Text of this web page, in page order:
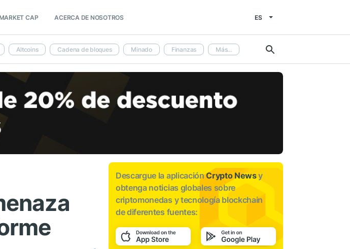
MARKET CAP ACERCA DE NOSOTROS ES
Altcoins Cadena de bloques Minado Finanzas Más...
Descargue la aplicaciónCrypto Newsy
obtenga noticias globales sobre
criptomonedas y tecnología blockchain
de diferentes fuentes: